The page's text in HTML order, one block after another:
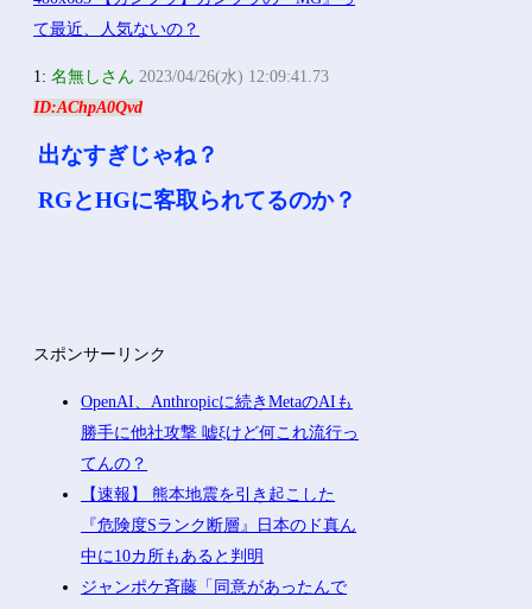
1:名無しさん 2023/04/26(水) 12:09:41.73
ID:AChpA0Qvd
出なすぎじゃね？
RGとHGに客取られてるのか？
スポンサーリンク
OpenAI、Anthropicに続きMetaのAIも
勝手に他社攻撃 嘘ξけど何これ流行っ
てんの？
【速報】 熊本地震を引き起こした
『危険度Sランク断層』日本のド真ん
中に10カ所もあると判明
ジャンポケ斉藤「同意があったんで